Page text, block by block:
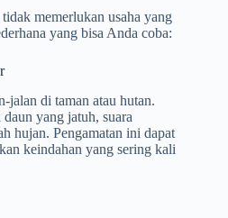
memerlukan usaha yang
yang bisa Anda coba:
jalan di taman atau hutan.
yang jatuh, suara
hujan. Pengamatan ini dapat
keindahan yang sering kali